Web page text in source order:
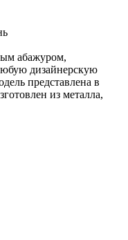
абажуром,
дизайнерскую
представлена в
из металла,